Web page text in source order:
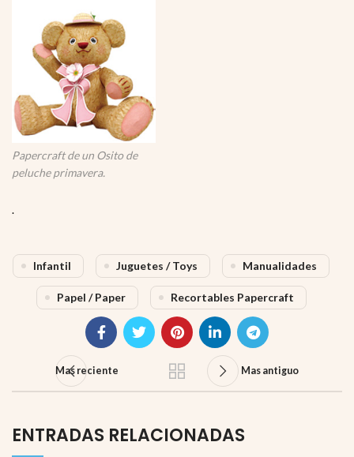
Papercraft de un Osito de
peluche primavera.
.
Infantil Juguetes / Toys Manualidades
Papel / Paper Recortables Papercraft
Mas reciente Mas antiguo
ENTRADAS RELACIONADAS